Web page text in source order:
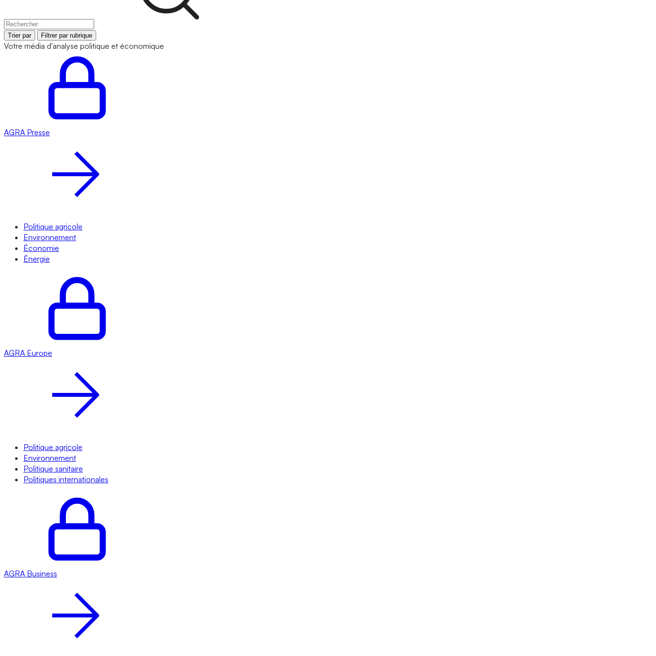
Trier par Filtrer par rubrique
Votre média d'analyse politique et économique
AGRA Presse
Politique agricole
Environnement
Économie
Énergie
AGRA Europe
Politique agricole
Environnement
Politique sanitaire
Politiques internationales
AGRA Business